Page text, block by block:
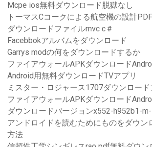
Mcpe ios無料ダウンロード脱獄なし
トーマスCコークによる航空機の設計
ダウンロードファイルmvc c＃
Facebbokアルバムをダウンロード
Garrys modの何をダウンロードするか
ファイアウォールAPKダウンロード
Android用無料ダウンロードTVアプリ
ミスター・ロジャース1707ダウンロー
ファイアウォールAPKダウンロード
ダウンロードバージョンx552-h952b1-
アンドロイドを読むためにものをダウン
方法